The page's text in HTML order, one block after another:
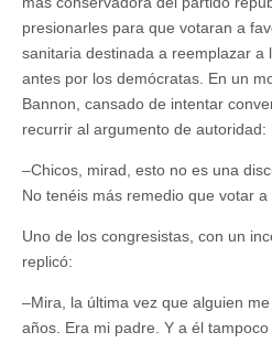
presionarles para que votaran a
sanitaria destinada a reemplazar a
antes por los demócratas. En un
Bannon, cansado de intentar
recurrir al argumento de autoridad:
–Chicos, mirad, esto no es una
No tenéis más remedio que votar a
Uno de los congresistas, con un
replicó:
–Mira, la última vez que alguien
años. Era mi padre. Y a él tampoco